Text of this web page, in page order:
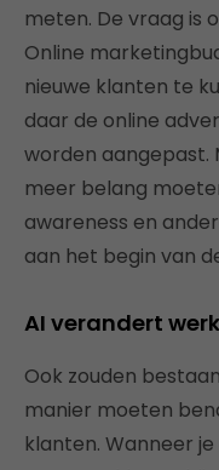
meten. De vraag is
Online
nieuwe klanten te
daar de online
worden aangepast.
meer belang
awareness en
aan het begin van
AI verandert
Ook zouden
manier moeten
klanten. Wanneer